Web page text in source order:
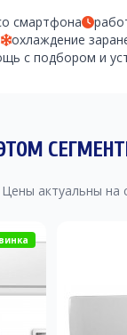
смартфона
охлаждение
с подбором и
Цены актуальны на